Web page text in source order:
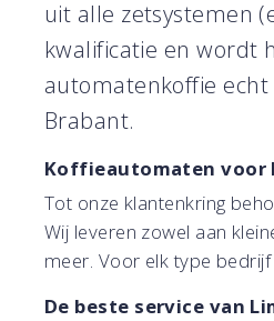
uit alle zetsystemen
kwalificatie en wordt
automatenkoffie
Brabant.
Koffieautomaten voor
Tot onze klantenkring
Wij leveren zowel aan
meer. Voor elk type
De beste service van